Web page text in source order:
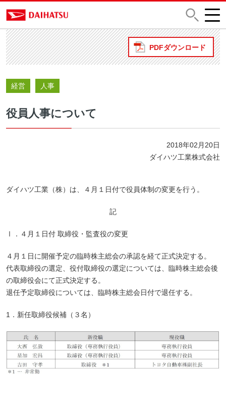
PDFダウンロード
経営 人事
役員人事について
2018年02月20日
ダイハツ工業株式会社
ダイハツ工業（株）は、４月１日付で役員体制の変更を行う。
記
Ⅰ．４月１日付 取締役・監査役の変更
４月１日に開催予定の臨時株主総会の承認を経て正式決定する。
代表取締役の選定、役付取締役の選定については、臨時株主総会後
の取締役会にて正式決定する。
退任予定取締役については、臨時株主総会日付で退任する。
1．新任取締役候補（３名）